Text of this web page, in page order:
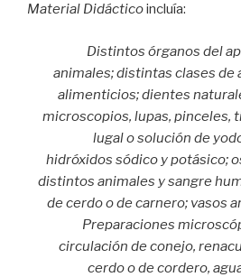
Material Didácticoincluía:
Distintos órganos del
animales; distintas clases
alimenticios; dientes
microscopios, lupas, pinceles,
lugal o solución de
hidróxidos sódico y potásico;
distintos animales y sangre
de cerdo o de carnero; vasos
Preparaciones
circulación de conejo,
cerdo o de cordero,